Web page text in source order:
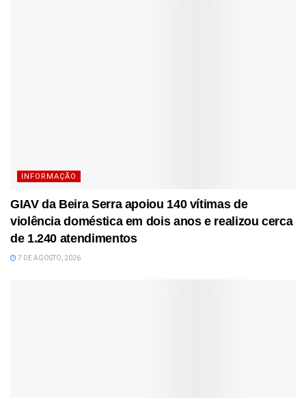
INFORMAÇÃO
GIAV da Beira Serra apoiou 140 vítimas de
violência doméstica em dois anos e realizou cerca
de 1.240 atendimentos
7 DE AGOSTO, 2026